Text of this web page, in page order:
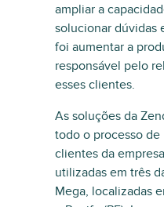
ampliar a
solucionar dúvidas
foi aumentar a
responsável pelo
esses clientes.
As soluções da
todo o processo
clientes da
utilizadas em três
Mega, localizadas